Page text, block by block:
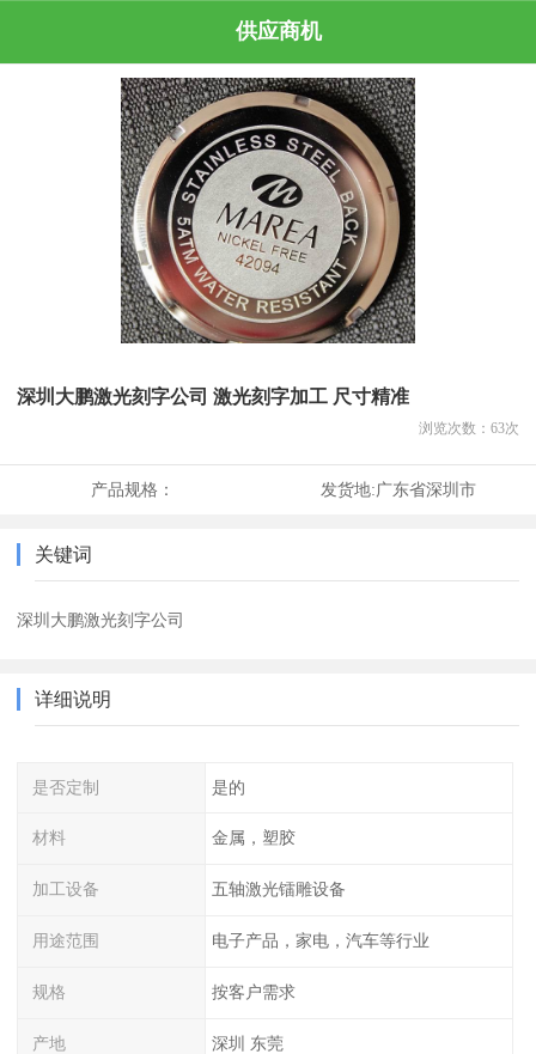
供应商机
深圳大鹏激光刻字公司 激光刻字加工 尺寸精准
浏览次数： 63次
产品规格： 发货地:广东省深圳市
关键词
深圳大鹏激光刻字公司
详细说明
是否定制 是的
材料 金属，塑胶
加工设备 五轴激光镭雕设备
用途范围 电子产品，家电，汽车等行业
规格 按客户需求
产地 深圳 东莞